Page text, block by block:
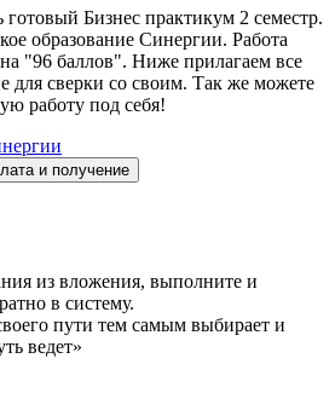
Бизнес практикум 2 семестр.
образование Синергии. Работа
"96 баллов". Ниже прилагаем все
для сверки со своим. Так же можете
работу под себя!
и получение
из вложения, выполните и
в систему.
пути тем самым выбирает и
ведет»